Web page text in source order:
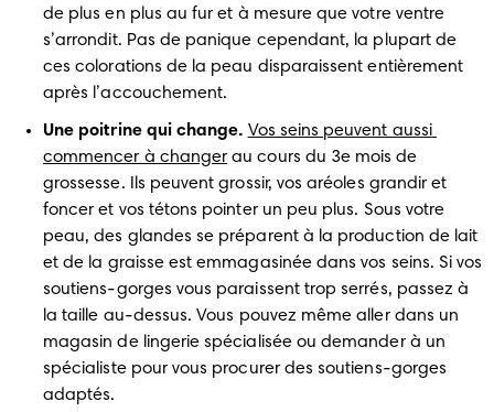
de plus en plus au fur et à mesure que votre ventre
s’arrondit. Pas de panique cependant, la plupart de
ces colorations de la peau disparaissent entièrement
après l’accouchement.
Une poitrine qui change. Vos seins peuvent aussi
commencer à changer au cours du 3e mois de
grossesse. Ils peuvent grossir, vos aréoles grandir et
foncer et vos tétons pointer un peu plus. Sous votre
peau, des glandes se préparent à la production de lait
et de la graisse est emmagasinée dans vos seins. Si vos
soutiens-gorges vous paraissent trop serrés, passez à
la taille au-dessus. Vous pouvez même aller dans un
magasin de lingerie spécialisée ou demander à un
spécialiste pour vous procurer des soutiens-gorges
adaptés.